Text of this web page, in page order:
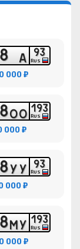
8 А 93
RUS
000 ₽
8ОО 193
RUS
000 ₽
8УУ 93
RUS
000 ₽
8МУ 193
RUS
000 ₽